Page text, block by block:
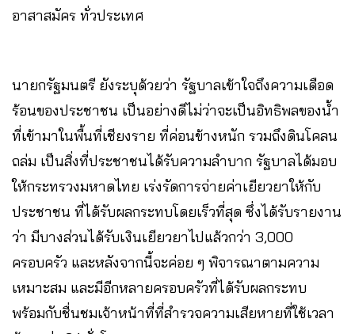
อาสาสมัคร​ ทั่วประเทศ
นายกรัฐมนตรี ยังระบุด้วยว่า รัฐบาลเข้าใจถึงความเดือด
ร้อนของประชาชน เป็นอย่างดีไม่ว่าจะเป็นอิทธิพลของน้ำ
ที่เข้ามาในพื้นที่เชียงราย ที่ค่อนข้างหนัก​ รวมถึงดินโคลน
ถล่ม เป็นสิ่งที่ประชาชนได้รับความลำบาก รัฐบาลได้มอบ
ให้กระทรวงมหาดไทย เร่งรัดการจ่ายค่าเยียวยาให้กับ
ประชาชน ที่ได้รับผลกระทบโดยเร็วที่สุด ซึ่งได้รับรายงาน
ว่า มีบางส่วนได้รับเงินเยียวยาไปแล้วกว่า 3,000
ครอบครัว และหลังจากนี้จะค่อย ๆ พิจารณาตามความ
เหมาะสม และมีอีกหลายครอบครัวที่ได้รับผลกระทบ​
พร้อมกับชื่นชมเจ้าหน้าที่ที่สำรวจความเสียหายที่ใช้เวลา